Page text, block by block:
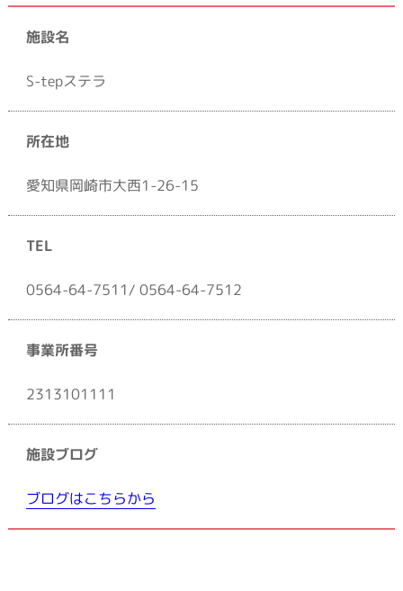
施設名
S-tepステラ
所在地
愛知県岡崎市大西1-26-15
TEL
0564-64-7511/ 0564-64-7512
事業所番号
2313101111
施設ブログ
ブログはこちらから